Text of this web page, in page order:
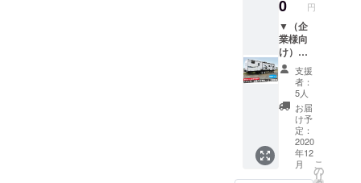
は含ま
れま
す。 ※1
度に4名
様まで
同行す
ること
ができ
ます
が、こ
ちらは1
名様分
の価格
す。
※音楽、
エキス
トラ、
食材、
特殊機
材（ド
ロー
ン）撮
影の費
用がか
かる場
合には
ます。
※掲載
場所に
ついて
は先着
順で決
めさせ
ていた
だきま
す。
※掲載期
間は3年
間で
0 円
▼（企
業様向
け）ト
レー
ラーハ
ウスに
企業名
やロゴ
を掲載
（片面
全サイ
ズ）
支援
者：
5人
お届
け予
定：
2020
年12
月
こ
の
リ